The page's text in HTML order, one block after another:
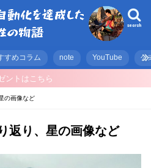
search
すめコラム note YouTube 公
ントはこちら
の画像など
返り、星の画像など